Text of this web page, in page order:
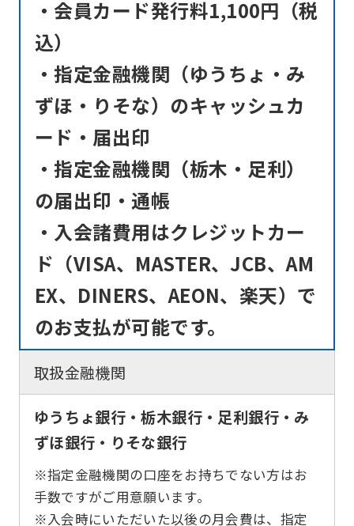
・会員カード発行料1,100円（税
込）
・指定金融機関（ゆうちょ・み
ずほ・りそな）のキャッシュカ
ード・届出印
・指定金融機関（栃木・足利）
の届出印・通帳
・入会諸費用はクレジットカー
ド（VISA、MASTER、JCB、AM
EX、DINERS、AEON、楽天）で
のお支払が可能です。
取扱金融機関
ゆうちょ銀行・栃木銀行・足利銀行・み
ずほ銀行・りそな銀行
※指定金融機関の口座をお持ちでない方はお
手数ですがご用意願います。
※入会時にいただいた以後の月会費は、指定